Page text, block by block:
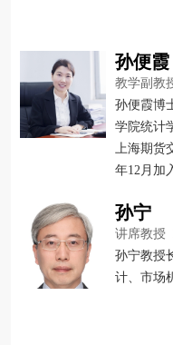
孙便霞
教学副教
孙便霞博
学院统计
上海期货
年12月加
程有计量
学和货币
孙宁
讲席教授
孙宁教授
计、市场